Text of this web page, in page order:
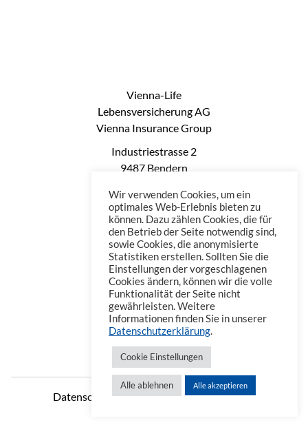
Vienna-Life
Lebensversicherung AG
Vienna Insurance Group
Industriestrasse 2
9487 Bendern
Phone: +423 235 0660
Telefax: +423 235 0669
Mail: office@vienna-life.li
Datenschutzerklärung Impressum
Wir verwenden Cookies, um ein
optimales Web-Erlebnis bieten zu
können. Dazu zählen Cookies, die für
den Betrieb der Seite notwendig sind,
sowie Cookies, die anonymisierte
Statistiken erstellen. Sollten Sie die
Einstellungen der vorgeschlagenen
Cookies ändern, können wir die volle
Funktionalität der Seite nicht
gewährleisten. Weitere
Informationen finden Sie in unserer
Datenschutzerklärung.
Cookie Einstellungen
Alle ablehnen Alle akzeptieren